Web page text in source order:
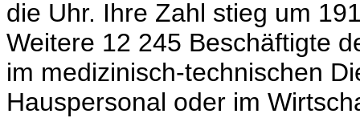
die Uhr. Ihre Zahl stieg um
Weitere 12 245 Beschäftigte
im medizinisch-technischen
Hauspersonal oder im